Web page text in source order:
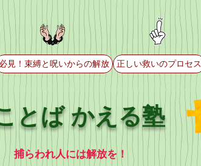
必見！束縛と呪いからの解放 正しい救いのプロセス
とば かえる塾
捕らわれ人には解放を！